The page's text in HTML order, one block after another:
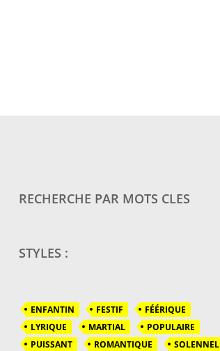
RECHERCHE PAR MOTS CLES
STYLES :
ENFANTIN FESTIF
FÉÉRIQUE
LYRIQUE
MARTIAL
POPULAIRE
PUISSANT
ROMANTIQUE SOLENNEL